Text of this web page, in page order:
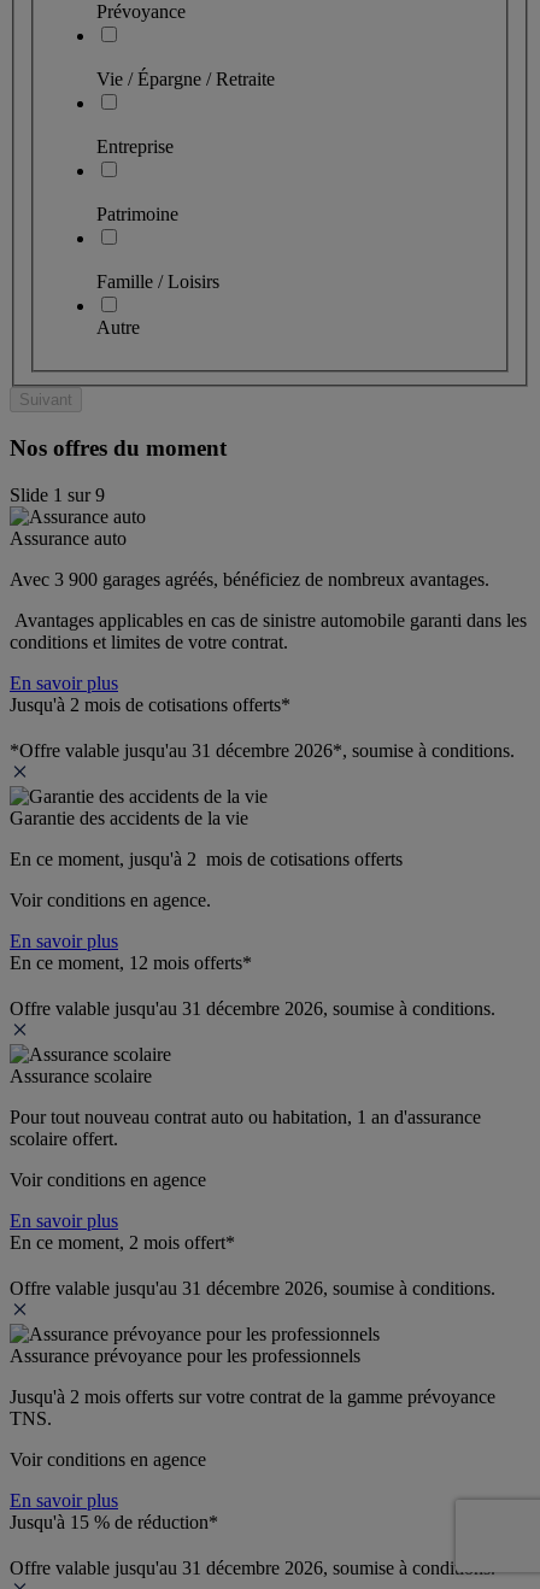
Prévoyance
Vie / Épargne / Retraite
Entreprise
Patrimoine
Famille / Loisirs
Autre
Suivant
Nos offres du moment
Slide 1 sur9
Assurance auto
Avec 3 900 garages agréés, bénéficiez de nombreux avantages.
Avantages applicables en cas de sinistre automobile garanti dans les
conditions et limites de votre contrat.
En savoir plus
Jusqu'à 2 mois de cotisations offerts*
*Offre valable jusqu'au 31 décembre 2026*, soumise à conditions.
Garantie des accidents de la vie
En ce moment, jusqu'à 2  mois de cotisations offerts
Voir conditions en agence.
En savoir plus
En ce moment, 12 mois offerts*
Offre valable jusqu'au 31 décembre 2026, soumise à conditions.
Assurance scolaire
Pour tout nouveau contrat auto ou habitation, 1 an d'assurance
scolaire offert.
Voir conditions en agence
En savoir plus
En ce moment, 2 mois offert*
Offre valable jusqu'au 31 décembre 2026, soumise à conditions.
Assurance prévoyance pour les professionnels
Jusqu'à 2 mois offerts sur votre contrat de la gamme prévoyance
TNS.
Voir conditions en agence
En savoir plus
Jusqu'à 15 % de réduction*
Offre valable jusqu'au 31 décembre 2026, soumise à conditions.